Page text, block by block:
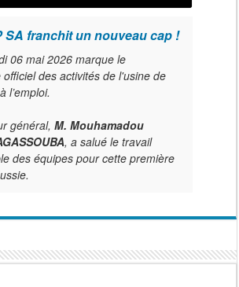
SA franchit un nouveau cap !
06 mai 2026 marque le
des activités de l'usine de
l’emploi.
général, M. Mouhamadou
, a salué le travail
des équipes pour cette première